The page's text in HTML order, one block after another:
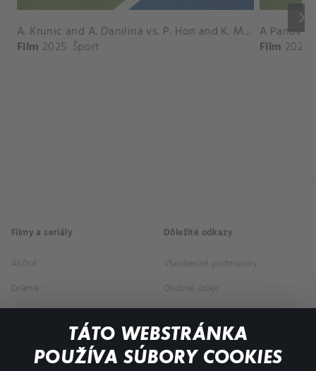
TÁTO WEBSTRÁNKA
POUŽÍVA SÚBORY COOKIES
keyboard_arrow_right
A. Krunic and A. Danilina vs. P. Hon and K. Muchova Match Highlights - BEIJING_Capital Group Diamond ( October 02, 2025)
Film 2025 Šport Film 2026
Filmy a seriály
Akčné
Dráma
Dôležité odkazy
Všeobecné podmienky
Osobné údaje